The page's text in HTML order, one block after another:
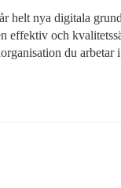
helt nya digitala
effektiv och
du arbetar